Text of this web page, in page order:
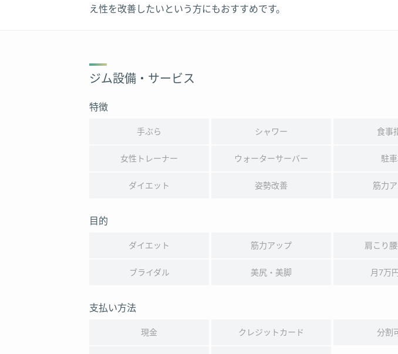
え性を改善したいという方にもおすすめです。
ジム設備・サービス
特徴
手ぶら シャワー 食事
女性トレーナー ウォーターサーバー 駐
ダイエット 姿勢改善 筋力
目的
ダイエット 筋力アップ 肩こり
ブライダル 美尻・美脚 月7万
支払い方法
現金 クレジットカード 分割